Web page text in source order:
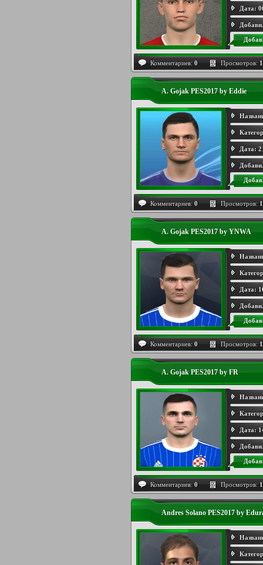
Дата:
Комментариев: 0 Просмотров:
A. Gojak PES2017 by Eddie
Дата:
Комментариев: 0 Просмотров:
A. Gojak PES2017 by YNWA
Дата:
Комментариев: 0 Просмотров:
A. Gojak PES2017 by FR
Дата:
Комментариев: 0 Просмотров:
Andres Solano PES2017 by